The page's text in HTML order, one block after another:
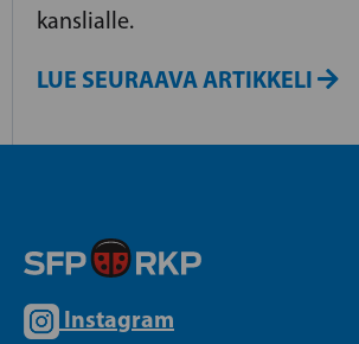
kanslialle.
LUE SEURAAVA ARTIKKELI
Instagram